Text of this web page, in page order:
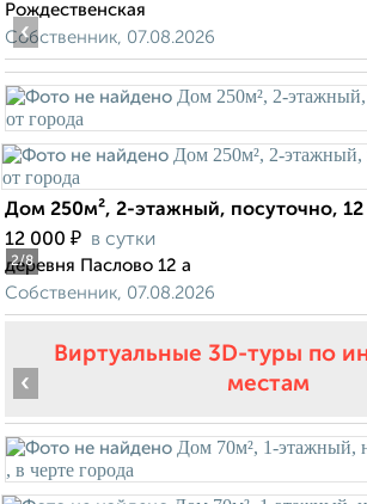
Рождественская
Собственник, 07.08.2026
2/8
‹
Дом 250м², 2-этажный, посуточно, 12
12 000 ₽ в сутки
деревня Паслово 12 а
Собственник, 07.08.2026
Виртуальные 3D-туры по
местам
‹